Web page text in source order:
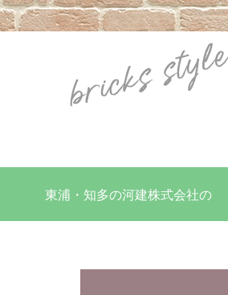
東浦・知多の河建株式会社の